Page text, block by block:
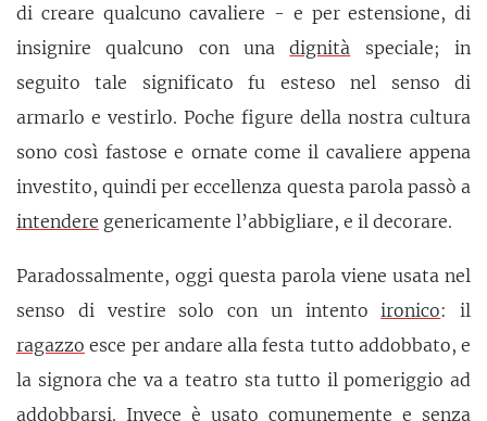
di creare qualcuno cavaliere - e per estensione, di
insignire qualcuno con unadignità speciale; in
seguito tale significato fu esteso nel senso di
armarlo e vestirlo. Poche figure della nostra cultura
sono così fastose e ornate come il cavaliere appena
investito, quindi per eccellenza questa parola passò a
intendere genericamente l’abbigliare, e il decorare.
Paradossalmente, oggi questa parola viene usata nel
senso di vestire solo con un intentoironico: il
ragazzo esce per andare alla festa tutto addobbato, e
la signora che va a teatro sta tutto il pomeriggio ad
addobbarsi. Invece è usato comunemente e senza